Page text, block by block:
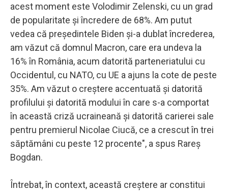
acest moment este Volodimir Zelenski, cu un grad
de popularitate şi încredere de 68%. Am putut
vedea că preşedintele Biden şi-a dublat încrederea,
am văzut că domnul Macron, care era undeva la
16% în România, acum datorită parteneriatului cu
Occidentul, cu NATO, cu UE a ajuns la cote de peste
35%. Am văzut o creştere accentuată şi datorită
profilului şi datorită modului în care s-a comportat
în această criză ucraineană şi datorită carierei sale
pentru premierul Nicolae Ciucă, ce a crescut în trei
săptămâni cu peste 12 procente", a spus Rareş
Bogdan.
Întrebat, în context, această creştere ar constitui